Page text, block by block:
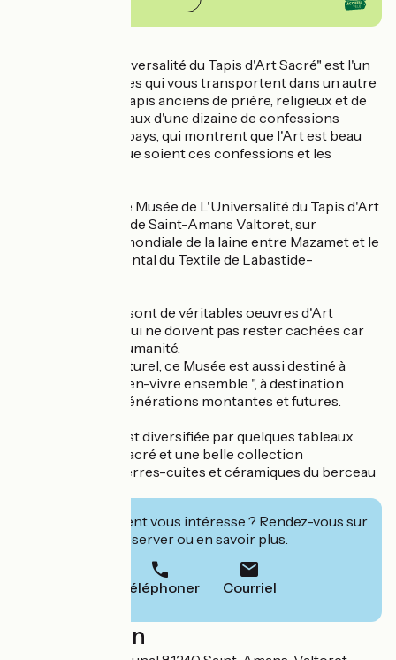
Le Musée de L'Universalité du Tapis d'Art Sacré" est l'un
de ces vrais Musées qui vous transportent dans un autre
monde, celui des tapis anciens de prière, religieux et de
méditation orientaux d'une dizaine de confessions
différentes, de 17 pays, qui montrent que l'Art est beau
partout, quelles que soient ces confessions et les
Vous trouverez ce Musée de L'Universalité du Tapis d'Art
Sacré au Château de Saint-Amans Valtoret, sur
l'ancienne route mondiale de la laine entre Mazamet et le
Musée départemental du Textile de Labastide-
Certaines pièces sont de véritables oeuvres d'Art
nouées à la main qui ne doivent pas rester cachées car
appartenant à l'Humanité.
Outre l'aspect culturel, ce Musée est aussi destiné à
l'éducation du " bien-vivre ensemble ", à destination
notamment des générations montantes et futures.
L'offre au public est diversifiée par quelques tableaux
modernes d'Art Sacré et une belle collection
pédagogique de terres-cuites et céramiques du berceau
Cet établissement vous intéresse ? Rendez-vous sur
leur site pour réserver ou en savoir plus.
Téléphoner Courriel
Localisation